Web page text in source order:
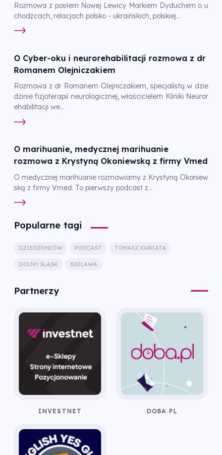
Rozmowa z posłem Nowej Lewicy Markiem Dyduchem o u
chodźcach, relacjach polsko - ukraińskich, polskiej...
O Cyber-oku i neurorehabilitacji rozmowa z dr
Romanem Olejniczakiem
Rozmowa z dr Romanem Olejniczakiem, specjalistą w dzie
dzinie fizjoterapii neurologicznej, właścicielem Kliniki Neuror
ehabilitacji we...
O marihuanie, medycznej marihuanie
rozmowa z Krystyną Okoniewską z firmy Vmed
O medycznej marihuanie rozmawiamy z Krystyną Okoniew
ską z firmy Vmed. To pierwszy podcast z...
Popularne tagi
DZIERŻONIÓW PODCAST TOMASZ KURIATA
DOLNY ŚLĄSK BIELAWA
Partnerzy
INVESTNET DOBA.PL